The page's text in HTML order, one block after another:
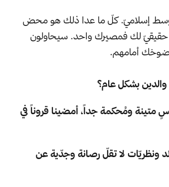
وسط إسلاميّ. كلّ ما عدا ذلك هو محض
حقيقيّ لك فمصيرك واحد. سيحاولون
رضوخك أمامهم.
بشكل عام؟
متينة ومُحكمة جداً، أمضينا قروناً في
ونظريّات لا تقلّ رصانة وجدّية عن